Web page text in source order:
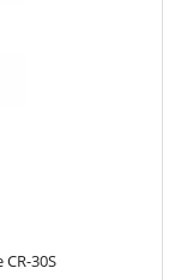
30S